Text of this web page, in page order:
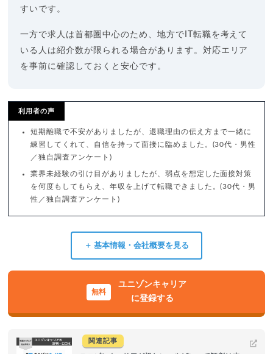
すいです。
一方で求人は首都圏中心のため、地方でIT転職を考えて
いる人は紹介数が限られる場合があります。対応エリア
を事前に確認しておくと安心です。
利用者の声
短期離職で不安がありましたが、退職理由の伝え方まで一緒に
練習してくれて、自信を持って面接に臨めました。(30代・男性
／独自調査アンケート)
業界未経験の引け目がありましたが、弱点を想定した面接対策
を何度もしてもらえ、年収を上げて転職できました。(30代・男
性／独自調査アンケート)
＋ 基本情報・会社概要を見る
ユニゾンキャリア
に登録する
関連記事